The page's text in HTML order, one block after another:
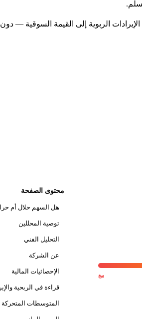
محتوى الصفحة
هل السهم حلال أم
توصية المحللين
التحليل الفني
عن الشركة
الإحصائيات المالية
قراءة في الربحية
المتوسطات المتحركة
بيع